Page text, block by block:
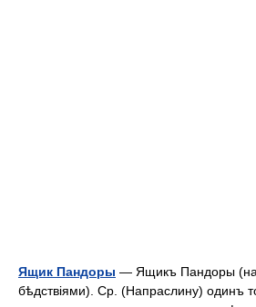
Ящик Пандоры — Ящикъ Пандоры
бѣдствіями). Ср. (Напраслину) одинъ